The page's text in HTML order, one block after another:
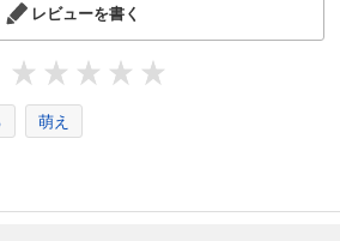
レビューを書く
萌え